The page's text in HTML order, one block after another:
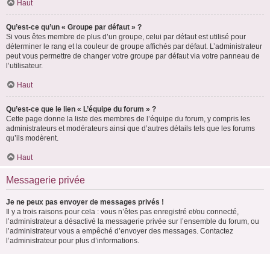
Haut
Qu’est-ce qu’un « Groupe par défaut » ?
Si vous êtes membre de plus d’un groupe, celui par défaut est utilisé pour
déterminer le rang et la couleur de groupe affichés par défaut. L’administrateur
peut vous permettre de changer votre groupe par défaut via votre panneau de
l’utilisateur.
Haut
Qu’est-ce que le lien « L’équipe du forum » ?
Cette page donne la liste des membres de l’équipe du forum, y compris les
administrateurs et modérateurs ainsi que d’autres détails tels que les forums
qu’ils modèrent.
Haut
Messagerie privée
Je ne peux pas envoyer de messages privés !
Il y a trois raisons pour cela : vous n’êtes pas enregistré et/ou connecté,
l’administrateur a désactivé la messagerie privée sur l’ensemble du forum, ou
l’administrateur vous a empêché d’envoyer des messages. Contactez
l’administrateur pour plus d’informations.